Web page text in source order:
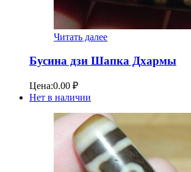
Читать далее
Бусина дзи Шапка Дхармы
Цена:0.00 ₽
Нет в наличии